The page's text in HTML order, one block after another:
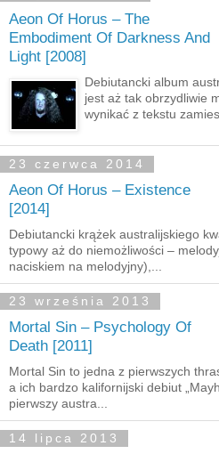
Aeon Of Horus – The
Embodiment Of Darkness And
Light [2008]
Debiutancki album
jest aż tak obrzydliwie
wynikać z tekstu
23 czerwca 2014
Aeon Of Horus – Existence
[2014]
Debiutancki krążek australijskiego
typowy aż do niemożliwości –
naciskiem na melodyjny),...
23 września 2013
Mortal Sin – Psychology Of
Death [2011]
Mortal Sin to jedna z pierwszych
a ich bardzo kalifornijski debiut
pierwszy austra...
14 lipca 2013